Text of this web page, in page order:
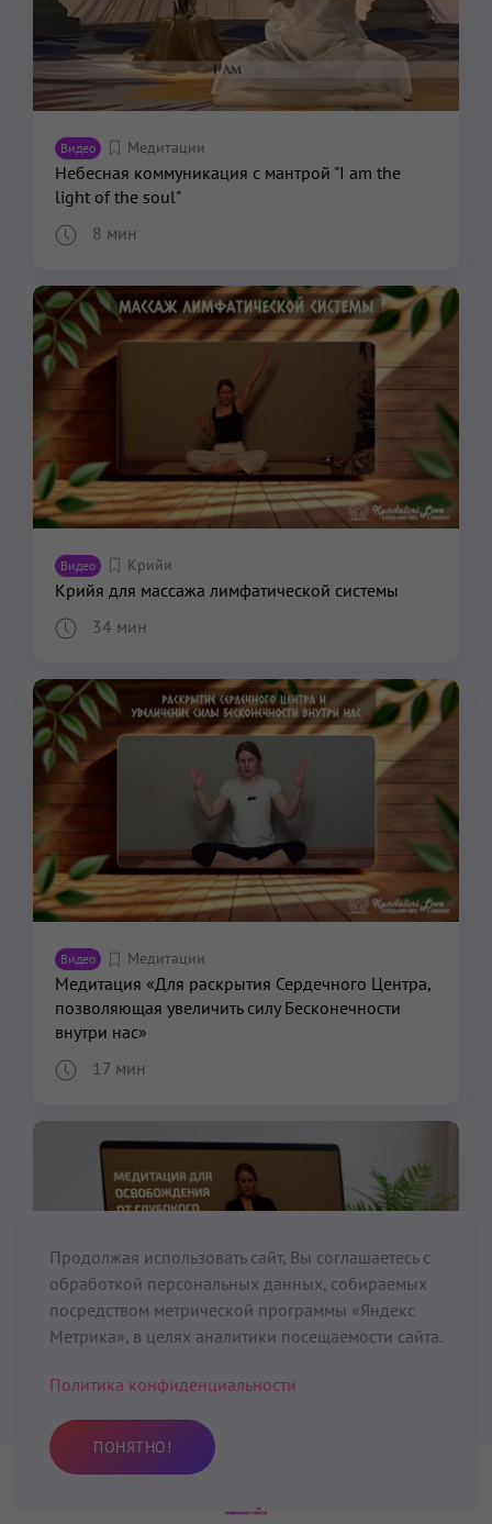
Видео Медитации
Небесная коммуникация с мантрой "I am the
light of the soul"
8 мин
Видео Крийи
Крийя для массажа лимфатической системы
34 мин
Видео Медитации
Медитация «Для раскрытия Сердечного Центра,
позволяющая увеличить силу Бесконечности
внутри нас»
17 мин
Медитации
Медитация для освобождения от глубокого
хронического внутреннего гнева
Продолжая использовать сайт, Вы соглашаетесь с
обработкой персональных данных, собираемых
посредством метрической программы «Яндекс
Метрика», в целях аналитики посещаемости сайта.
Политика конфиденциальности
ПОНЯТНО!